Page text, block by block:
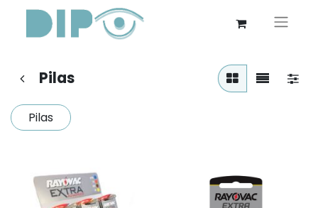
Pilas
Pilas